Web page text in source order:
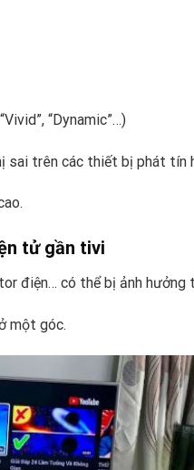
“Dynamic”…)
sai trên các thiết bị phát tín
tử gần tivi
điện… có thể bị ảnh hưởng
một góc.